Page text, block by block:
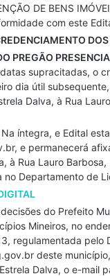
DE BENS
com este
PREGÃO
supracitadas, o
dia útil
Dalva, à Rua
Na íntegra, e Edital
e permanecerá
à Rua Lauro
Departamento de
do Prefeito
Mineiros, no
regulamentada
deste
Dalva, o e-mail